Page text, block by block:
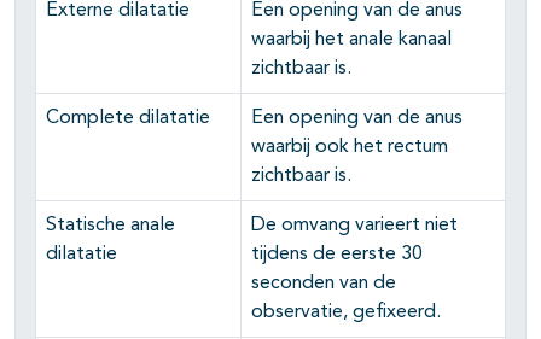
Externe dilatatie
Een opening van de anus
waarbij het anale kanaal
zichtbaar is.
Complete dilatatie
Een opening van de anus
waarbij ook het rectum
zichtbaar is.
Statische anale
dilatatie
De omvang varieert niet
tijdens de eerste 30
seconden van de
observatie, gefixeerd.